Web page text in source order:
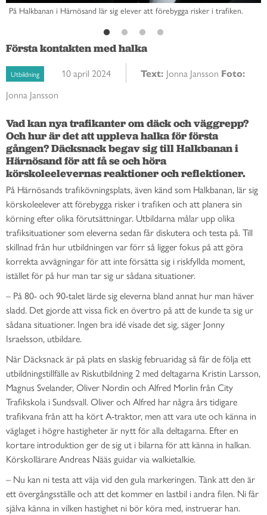
På Halkbanan i Härnösand lär sig elever att förebygga risker i trafiken.
Första kontakten med halka
Utbildning 10 april 2024 Text: Jonna Jansson Foto:
Jonna Jansson
Vad kan nya trafikanter om däck och väggrepp?
Och hur är det att uppleva halka för första
gången? Däcksnack begav sig till Halkbanan i
Härnösand för att få se och höra
körskoleelevernas reaktioner och reflektioner.
På Härnösands trafikövningsplats, även känd som Halkbanan, lär sig
körskoleelever att förebygga risker i trafiken och att planera sin
körning efter olika förutsättningar. Utbildarna målar upp olika
trafiksituationer som eleverna sedan får diskutera och testa på. Till
skillnad från hur utbildningen var förr så ligger fokus på att göra
korrekta avvägningar för att inte försätta sig i riskfyllda moment,
istället för på hur man tar sig ur sådana situationer.
– På 80- och 90-talet lärde sig eleverna bland annat hur man häver
sladd. Det gjorde att vissa fick en övertro på att de kunde ta sig ur
sådana situationer. Ingen bra idé visade det sig, säger Jonny
Israelsson, utbildare.
När Däcksnack är på plats en slaskig februaridag så får de följa ett
utbildningstillfälle av Riskutbildning 2 med deltagarna Kristin Larsson,
Magnus Svelander, Oliver Nordin och Alfred Morlin från City
Trafikskola i Sundsvall. Oliver och Alfred har några års tidigare
trafikvana från att ha kört A-traktor, men att vara ute och känna in
väglaget i högre hastigheter är nytt för alla deltagarna. Efter en
kortare introduktion ger de sig ut i bilarna för att känna in halkan.
Körskollärare Andreas Nääs guidar via walkietalkie.
– Nu kan ni testa att väja vid den gula markeringen. Tänk att den är
ett övergångsställe och att det kommer en lastbil i andra filen. Ni får
själva känna in vilken hastighet ni bör köra med, instruerar han.